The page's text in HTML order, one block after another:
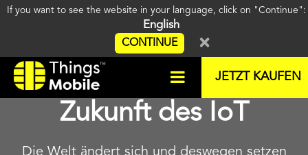
If you want to see the website in your language, click on "Continue":
English
CONTINUE ×
JETZT KAUFEN
Das Netz für die
Zukunft des IoT
Die Welt ändert sich und deswegen setzen